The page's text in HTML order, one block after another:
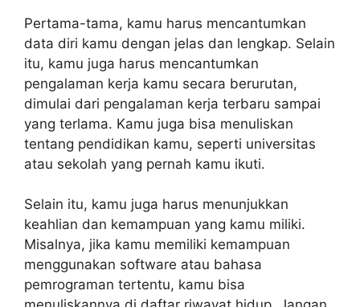
Pertama-tama, kamu harus mencantumkan
data diri kamu dengan jelas dan lengkap. Selain
itu, kamu juga harus mencantumkan
pengalaman kerja kamu secara berurutan,
dimulai dari pengalaman kerja terbaru sampai
yang terlama. Kamu juga bisa menuliskan
tentang pendidikan kamu, seperti universitas
atau sekolah yang pernah kamu ikuti.
Selain itu, kamu juga harus menunjukkan
keahlian dan kemampuan yang kamu miliki.
Misalnya, jika kamu memiliki kemampuan
menggunakan software atau bahasa
pemrograman tertentu, kamu bisa